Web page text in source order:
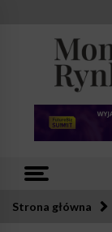
Strona główna